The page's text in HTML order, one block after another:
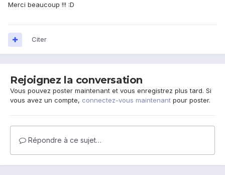
Merci beaucoup !!! :D
Citer
Rejoignez la conversation
Vous pouvez poster maintenant et vous enregistrez plus tard. Si
vous avez un compte, connectez-vous maintenant pour poster.
Répondre à ce sujet…